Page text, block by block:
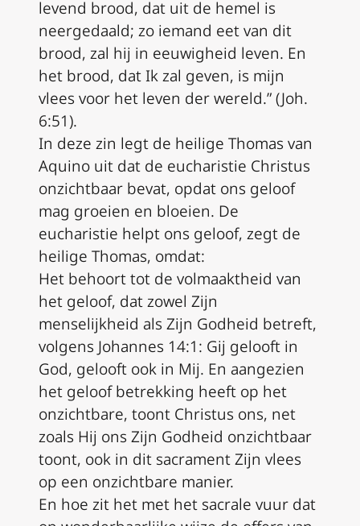
levend brood, dat uit de hemel is
neergedaald; zo iemand eet van dit
brood, zal hij in eeuwigheid leven. En
het brood, dat Ik zal geven, is mijn
vlees voor het leven der wereld.” (Joh.
6:51).
In deze zin legt de heilige Thomas van
Aquino uit dat de eucharistie Christus
onzichtbaar bevat, opdat ons geloof
mag groeien en bloeien. De
eucharistie helpt ons geloof, zegt de
heilige Thomas, omdat:
Het behoort tot de volmaaktheid van
het geloof, dat zowel Zijn
menselijkheid als Zijn Godheid betreft,
volgens Johannes 14:1: Gij gelooft in
God, gelooft ook in Mij. En aangezien
het geloof betrekking heeft op het
onzichtbare, toont Christus ons, net
zoals Hij ons Zijn Godheid onzichtbaar
toont, ook in dit sacrament Zijn vlees
op een onzichtbare manier.
En hoe zit het met het sacrale vuur dat